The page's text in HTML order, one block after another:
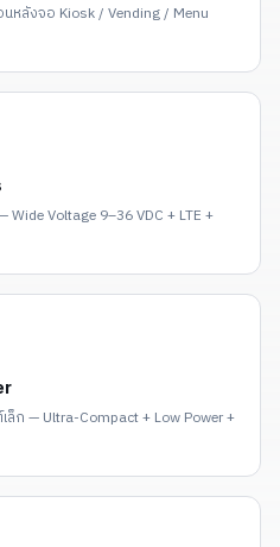
หลังจอ Kiosk / Vending / Menu
Wide Voltage 9–36 VDC + LTE +
ล็ก — Ultra-Compact + Low Power +